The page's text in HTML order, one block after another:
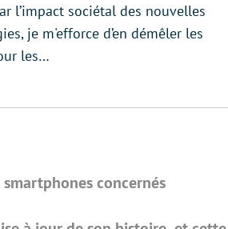
l’impact sociétal des nouvelles
je m'efforce d’en démêler les
les…
concernés